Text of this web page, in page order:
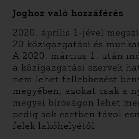
Joghoz való hozzáférés
2020. április 1-jével
20 közigazgatási és
A 2020. március 1. után
a közigazgatási szervek
nem lehet fellebbezést
megyében, azokat csak a
megyei bíróságon lehet
pedig sok esetben távol
felek lakóhelyétől.